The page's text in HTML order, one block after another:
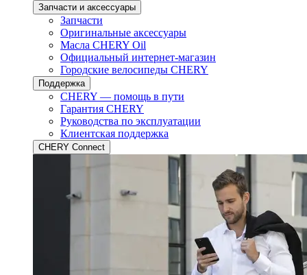
Запчасти и аксессуары
Запчасти
Оригинальные аксессуары
Масла CHERY Oil
Официальный интернет-магазин
Городские велосипеды CHERY
Поддержка
CHERY — помощь в пути
Гарантия CHERY
Руководства по эксплуатации
Клиентская поддержка
CHERY Connect